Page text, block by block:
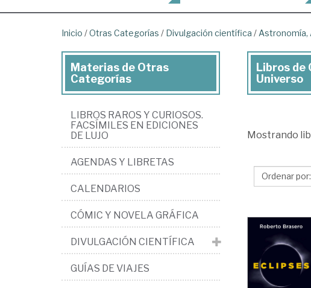
Inicio /Otras Categorías / Divulgación científica / Astronomía,
Libros
de
El
Universo
Libros de
Universo
Mostrando
Materias de Otras
Categorías
LIBROS RAROS Y CURIOSOS.
FACSÍMILES EN EDICIONES
DE LUJO
AGENDAS Y LIBRETAS
CALENDARIOS
CÓMIC Y NOVELA GRÁFICA
DIVULGACIÓN CIENTÍFICA
GUÍAS DE VIAJES